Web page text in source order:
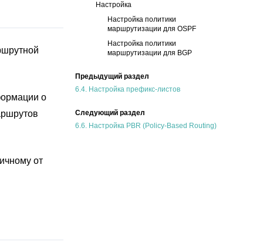
о
от
Настройка
Настройка политики
маршрутизации для OSPF
Настройка политики
маршрутизации для BGP
Предыдущий раздел
6.4. Настройка префикс-листов
Следующий раздел
6.6. Настройка PBR (Policy-Based Routing)